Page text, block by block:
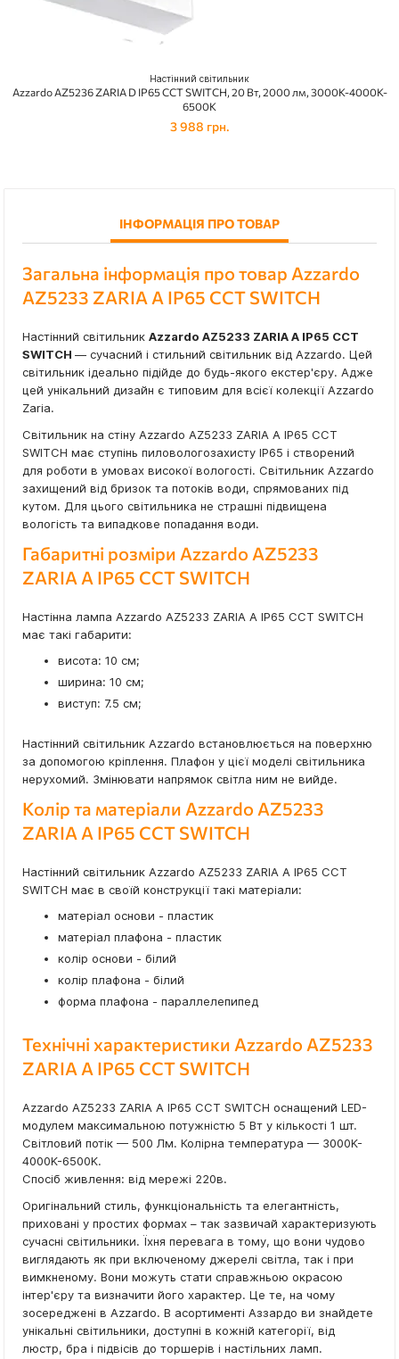
Настінний світильник
Azzardo AZ5236 ZARIA D IP65 CCT SWITCH, 20 Вт, 2000 лм, 3000K-4000K-
6500K
3 988 грн.
ІНФОРМАЦІЯ ПРО ТОВАР
Загальна інформація про товар Azzardo
AZ5233 ZARIA A IP65 CCT SWITCH
Настінний світильник Azzardo AZ5233 ZARIA A IP65 CCT
SWITCH — сучасний і стильний світильник від Azzardo. Цей
світильник ідеально підійде до будь-якого екстер'єру. Адже
цей унікальний дизайн є типовим для всієї колекції Azzardo
Zaria.
Світильник на стіну Azzardo AZ5233 ZARIA A IP65 CCT
SWITCH має ступінь пиловологозахисту IP65 і створений
для роботи в умовах високої вологості. Світильник Azzardo
захищений від бризок та потоків води, спрямованих під
кутом. Для цього світильника не страшні підвищена
вологість та випадкове попадання води.
Габаритні розміри Azzardo AZ5233
ZARIA A IP65 CCT SWITCH
Настінна лампа Azzardo AZ5233 ZARIA A IP65 CCT SWITCH
має такі габарити:
висота: 10 см;
ширина: 10 см;
виступ: 7.5 см;
Настінний світильник Azzardo встановлюється на поверхню
за допомогою кріплення. Плафон у цієї моделі світильника
нерухомий. Змінювати напрямок світла ним не вийде.
Колір та матеріали Azzardo AZ5233
ZARIA A IP65 CCT SWITCH
Настінний світильник Azzardo AZ5233 ZARIA A IP65 CCT
SWITCH має в своїй конструкції такі матеріали:
матеріал основи - пластик
матеріал плафона - пластик
колір основи - білий
колір плафона - білий
форма плафона - параллелепипед
Технічні характеристики Azzardo AZ5233
ZARIA A IP65 CCT SWITCH
Azzardo AZ5233 ZARIA A IP65 CCT SWITCH оснащений LED-
модулем максимальною потужністю 5 Вт у кількості 1 шт.
Світловий потік — 500 Лм. Колірна температура — 3000K-
4000K-6500K.
Спосіб живлення: від мережі 220в.
Оригінальний стиль, функціональність та елегантність,
приховані у простих формах – так зазвичай характеризують
сучасні світильники. Їхня перевага в тому, що вони чудово
виглядають як при включеному джерелі світла, так і при
вимкненому. Вони можуть стати справжньою окрасою
інтер'єру та визначити його характер. Це те, на чому
зосереджені в Azzardo. В асортименті Аззардо ви знайдете
унікальні світильники, доступні в кожній категорії, від
люстр, бра і підвісів до торшерів і настільних ламп.